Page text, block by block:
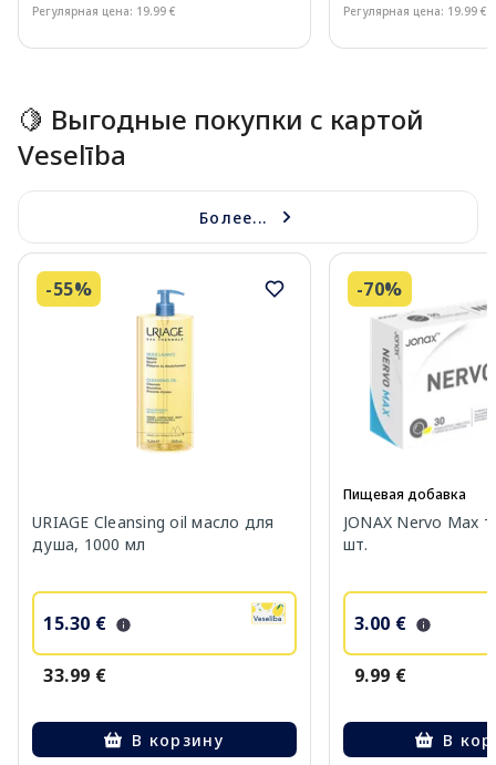
Регулярная цена: 19.99 € Регулярная цена: 19.99 €
🍋 Выгодные покупки с картой
Veselība
Более...
-55%
URIAGE Cleansing oil масло для
душа, 1000 мл
15.30 €
33.99 €
В корзину
-70%
Пищевая добавка
JONAX Nervo Max
шт.
3.00 €
9.99 €
В